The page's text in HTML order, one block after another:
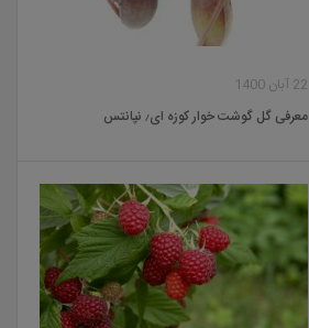
22 آبان 1400
معرفی گل گوشت خوار کوزه ای٫ نپانتس